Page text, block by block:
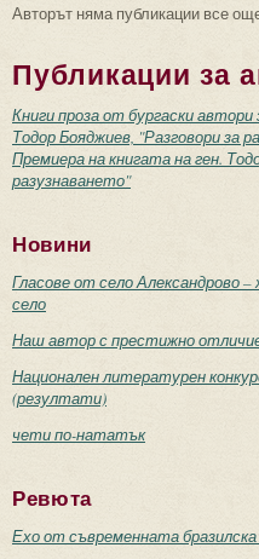
Авторът няма публикации все
Публикации за
Книги проза от бургаски автори
Тодор Бояджиев, "Разговори за
Премиера на книгата на ген.
разузнаването"
Новини
Гласове от село Александрово
село
Наш автор с престижно
Национален литературен
(резултати)
чети по-нататък
Ревюта
Ехо от съвременната